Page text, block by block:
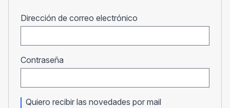
Dirección de correo electrónico
Contraseña
Quiero recibir las novedades por mail